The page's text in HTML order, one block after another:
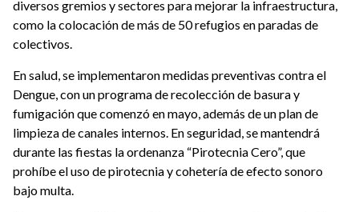
diversos gremios y sectores para mejorar la infraestructura,
como la colocación de más de 50 refugios en paradas de
colectivos.
En salud, se implementaron medidas preventivas contra el
Dengue, con un programa de recolección de basura y
fumigación que comenzó en mayo, además de un plan de
limpieza de canales internos. En seguridad, se mantendrá
durante las fiestas la ordenanza “Pirotecnia Cero”, que
prohíbe el uso de pirotecnia y cohetería de efecto sonoro
bajo multa.